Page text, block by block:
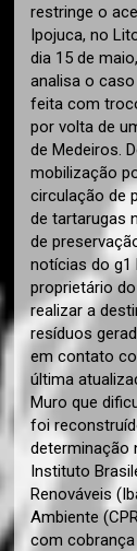
restringe o
Ipojuca, no
dia 15 de
analisa o
feita com
por volta de
de Medeiros.
mobilização
circulação de
de tartarugas
de
notícias do g1
proprietário
realizar a
resíduos
em contato
última
Muro que
foi
determinação
Instituto
Renováveis
Ambiente
com